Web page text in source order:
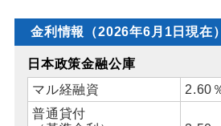
金利情報（2026年6月1日現在）
日本政策金融公庫
マル経融資
2.60
普通貸付